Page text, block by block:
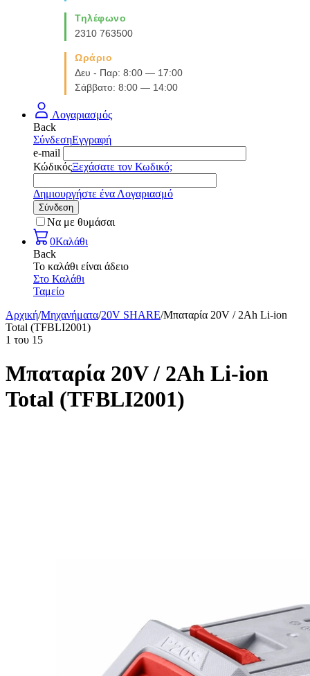
Τηλέφωνο
2310 763500
Ωράριο
Δευ - Παρ: 8:00 — 17:00
Σάββατο: 8:00 — 14:00
Λογαριασμός
Back
ΣύνδεσηΕγγραφή
e-mail
ΚώδικόςΞεχάσατε τον Κωδικό;
Δημιουργήστε ένα Λογαριασμό
Σύνδεση
Να με θυμάσαι
0Καλάθι
Back
Το καλάθι είναι άδειο
Στο Καλάθι
Ταμείο
Αρχική/Μηχανήματα/20V SHARE/Μπαταρία 20V / 2Ah Li-ion
Total (TFBLI2001)
1 του 15
Μπαταρία 20V / 2Ah Li-ion
Total (TFBLI2001)